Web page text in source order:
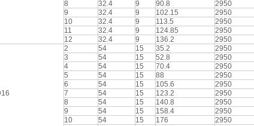
8
32.4 9 90.8 2950
9
32.4 9 102.15 2950
10
32.4 9 113.5 2950
11
32.4 9 124.85 2950
12
32.4 9 136.2 2950
2 54 15 35.2 2950
3
54 15 52.8 2950
4
54 15 70.4 2950
5
54 15 88 2950
6
54 15 105.6 2950
7
54 15 123.2 2950
8
54 15 140.8 2950
9
54 15 158.4 2950
10
54 15 176 2950